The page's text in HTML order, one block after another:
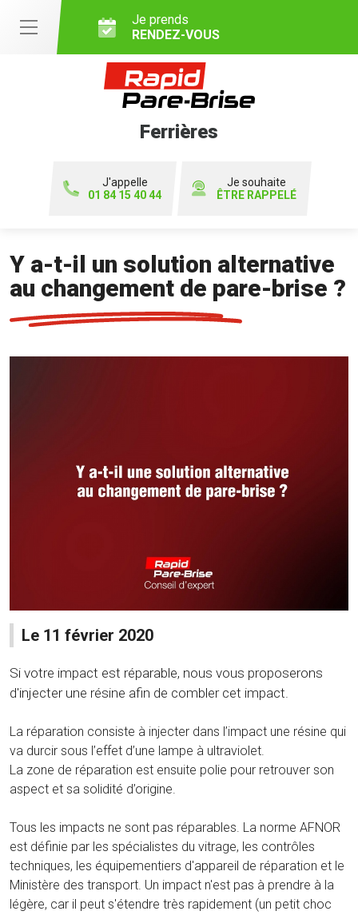
Je prends
RENDEZ-VOUS
Ferrières
J'appelle
01 84 15 40 44
Je souhaite
ÊTRE RAPPELÉ
Y a-t-il un solution alternative
au changement de pare-brise ?
Le 11 février 2020
Si votre impact est réparable, nous vous proposerons
d'injecter une résine afin de combler cet impact.
La réparation consiste à injecter dans l’impact une résine qui
va durcir sous l’effet d’une lampe à ultraviolet.
La zone de réparation est ensuite polie pour retrouver son
aspect et sa solidité d’origine.
Tous les impacts ne sont pas réparables. La norme AFNOR
est définie par les spécialistes du vitrage, les contrôles
techniques, les équipementiers d'appareil de réparation et le
Ministère des transport. Un impact n'est pas à prendre à la
légère, car il peut s'étendre très rapidement (un petit choc